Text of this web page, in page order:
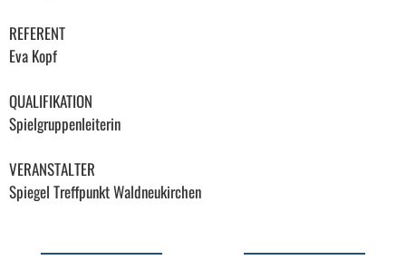
REFERENT
Eva Kopf
QUALIFIKATION
Spielgruppenleiterin
VERANSTALTER
Spiegel Treffpunkt Waldneukirchen